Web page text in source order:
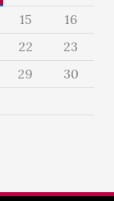
15
16
22
23
29
30